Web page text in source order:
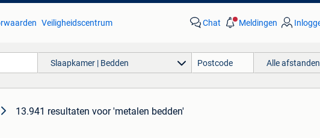
Veiligheidscentrum Chat Meldingen
Slaapkamer | Bedden Alle
13.941 resultaten voor 'metalen bedden'